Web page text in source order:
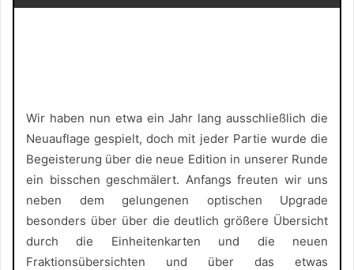
Wir haben nun etwa ein Jahr lang ausschließlich die
Neuauflage gespielt, doch mit jeder Partie wurde die
Begeisterung über die neue Edition in unserer Runde
ein bisschen geschmälert. Anfangs freuten wir uns
neben dem gelungenen optischen Upgrade
besonders über über die deutlich größere Übersicht
durch die Einheitenkarten und die neuen
Fraktionsübersichten und über das etwas